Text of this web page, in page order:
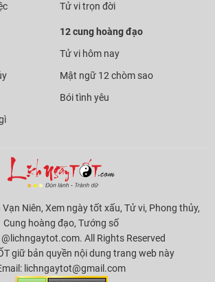
Tử vi trọn đời
12 cung hoàng đạo
Tử vi hôm nay
Mật ngữ 12 chòm sao
Bói tình yêu
Niên, Xem ngày tốt xấu, Tử vi, Phong thủy,
Cung hoàng đạo, Tướng số
All Rights Reserved
giữ bản quyền nội dung trang web này
lichngaytot@gmail.com